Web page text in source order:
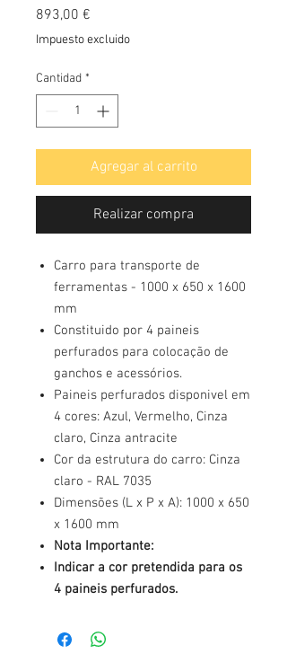
893,00 €
Impuesto excluido
Cantidad *
Agregar al carrito
Realizar compra
Carro para transporte de
ferramentas - 1000 x 650 x 1600
mm
Constituido por 4 paineis
perfurados para colocação de
ganchos e acessórios.
Paineis perfurados disponivel em
4 cores: Azul, Vermelho, Cinza
claro, Cinza antracite
Cor da estrutura do carro: Cinza
claro - RAL 7035
Dimensões (L x P x A): 1000 x 650
x 1600 mm
Nota Importante:
Indicar a cor pretendida para os
4 paineis perfurados.